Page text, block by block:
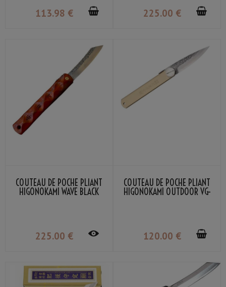
113.98 € 225.00 €
COUTEAU DE POCHE PLIANT
HIGONOKAMI WAVE BLACK
225.00 €
COUTEAU DE POCHE PLIANT
HIGONOKAMI OUTDOOR VG-
120.00 €